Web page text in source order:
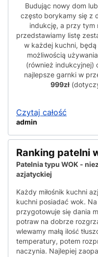
Budując nowy dom
często borykamy się z
indukcję, a przy tym
przedstawiamy listę
w każdej kuchni, będą
możliwością
(również indukcyjnej)
najlepsze garnki w
999zł
Czytaj całość
admin
Ranking patelni
Patelnia typu WOK -
azjatyckiej
Każdy miłośnik kuchni
kuchni posiadać wok.
przygotowuje się dania
potraw na dobrze
wlewamy małą ilość
temperatury, potem
naczynia. Najlepiej